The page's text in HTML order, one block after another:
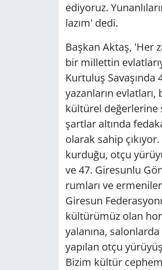
ediyoruz.
lazım' dedi.
Başkan Aktaş, 'Her
bir millettin
Kurtuluş Savaşında
yazanların
kültürel değerlerine
şartlar altında
olarak sahip
kurduğu, otçu
ve 47. Giresunlu
rumları ve
Giresun
kültürümüz olan
yalanına,
yapılan otçu
Bizim kültür